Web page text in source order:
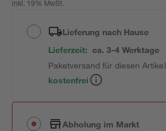
inkl. 19% MwSt.
Lieferung nach Hause
Lieferzeit: ca. 3-4 Werktage
Paketversand für diesen Artikel
kostenfrei
Abholung im Markt